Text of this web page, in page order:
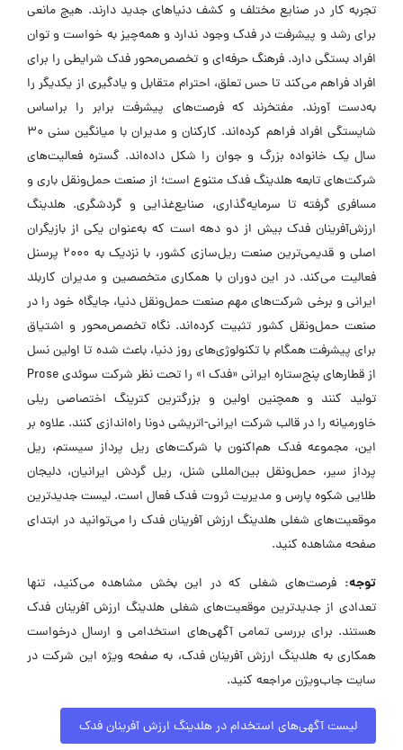
تجربه کار در صنایع مختلف و کشف دنیاهای جدید دارند. هیچ مانعی
برای رشد و پیشرفت در فدک وجود ندارد و همه‌چیز به خواست و توان
افراد بستگی دارد. فرهنگ حرفه‌ای و تخصص‌محور فدک شرایطی را برای
افراد فراهم می‌کند تا حس تعلق، احترام متقابل و یادگیری از یکدیگر را
به‌دست آورند. مفتخرند که فرصت‌های پیشرفت برابر را براساس
شایستگی افراد فراهم کرده‌اند. کارکنان و مدیران با میانگین سنی ۳۰
سال یک خانواده بزرگ و جوان را شکل داده‌اند. گستره فعالیت‌های
شرکت‌های تابعه هلدینگ فدک متنوع است؛ از صنعت حمل‌ونقل باری و
مسافری گرفته تا سرمایه‌گذاری، صنایع‌غذایی و گردشگری. هلدینگ
ارزش‌آفرینان فدک بیش از دو دهه است که به‌عنوان یکی از بازیگران
اصلی و قدیمی‌ترین صنعت ریل‌سازی کشور، با نزدیک به ۲۰۰۰ پرسنل
فعالیت می‌کند. در این دوران با همکاری متخصصین و مدیران کاربلد
ایرانی و برخی شرکت‌های مهم صنعت حمل‌ونقل دنیا، جایگاه خود را در
صنعت حمل‌ونقل کشور تثبیت کرده‌اند. نگاه تخصص‌محور و اشتیاق
برای پیشرفت همگام با تکنولوژی‌های روز دنیا، باعث شده تا اولین نسل
از قطارهای پنج‌ستاره ایرانی «فدک ۱» را تحت نظر شرکت سوئدی Prose
تولید کنند و همچنین اولین و بزرگترین کترینگ اختصاصی ریلی
خاورمیانه را در قالب شرکت ایرانی-اتریشی دونا راه‌اندازی کنند. علاوه بر
این، مجموعه فدک هم‌اکنون با شرکت‌های ریل پرداز سیستم، ریل
پرداز سیر، حمل‌ونقل بین‌المللی شنل، ریل گردش ایرانیان، دلیجان
طلایی شکوه پارس و مدیریت ثروت فدک فعال است. لیست جدیدترین
موقعیت‌های شغلی هلدینگ ارزش آفرینان فدک را می‌توانید در ابتدای
صفحه مشاهده کنید.
توجه: فرصت‌های شغلی که در این بخش مشاهده می‌کنید، تنها
تعدادی از جدیدترین موقعیت‌های شغلی هلدینگ ارزش آفرینان فدک
هستند. برای بررسی تمامی آگهی‌های استخدامی و ارسال درخواست
همکاری به هلدینگ ارزش آفرینان فدک، به صفحه ویژه این شرکت در
سایت جاب‌ویژن مراجعه کنید.
لیست آگهی‌های استخدام در هلدینگ ارزش آفرینان فدک